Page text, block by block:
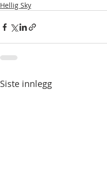
Hellig Sky
Siste innlegg